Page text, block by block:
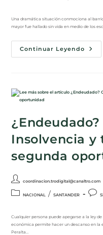
Una dramática situación conmociona al
mayor fue hallado sin vida en medio de los
Continuar Leyendo
Insolvencia y
segunda
coordinacion.trodigital@canaltro.com
NACIONAL / SANTANDER
Cualquier persona puede apegarse a la ley
económica permite hacer un descanso en la
Peralta…